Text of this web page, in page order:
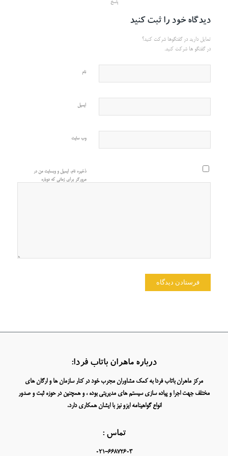
پاسخ
دیدگاه خود را ثبت کنید
تمایل دارید در گفتگوها شرکت کنید؟
در گفتگو ها شرکت کنید.
نام
ایمیل
وب‌ سایت
ذخیره نام، ایمیل و وبسایت من در
مرورگر برای زمانی که دوباره
درباره ماهران باتاب فردا:
مرکز ماهران باتاب فردا به کمک مشاوران مجرب خود در کنار سازمان ها و ارگان های
مختلف جهت اجرا و پیاده سازی سیستم های مدیریتی بوده ، و همچنین در حوزه ثبت و صدور
انواع گواهینامه ایزو نیز با ایشان همکاری دارد.
تماس :
021-66872603